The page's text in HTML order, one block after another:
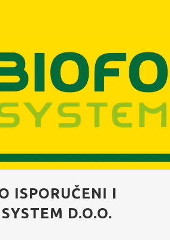
ISPORUČENI I
D.O.O.